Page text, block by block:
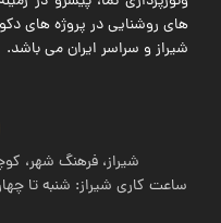
های روشنایی در پروژه های
شیراز و سراسر ایران می باشد.
شیراز، فرهنگ شهر، کوچه 27، بالای بانک سینا ،